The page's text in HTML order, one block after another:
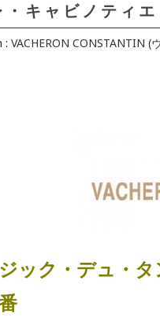
・キャビノティ
: VACHERON CONSTANTIN (
ック・デュ・